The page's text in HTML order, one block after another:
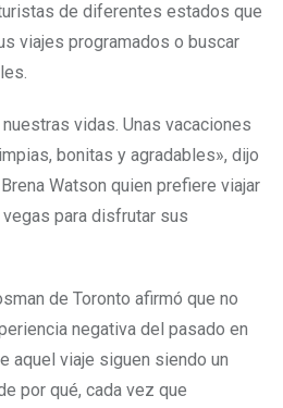
de diferentes estados que
viajes programados o buscar
vidas. Unas vacaciones
bonitas y agradables», dijo
Watson quien prefiere viajar
vegas para disfrutar sus
de Toronto afirmó que no
negativa del pasado en
aquel viaje siguen siendo un
por qué, cada vez que